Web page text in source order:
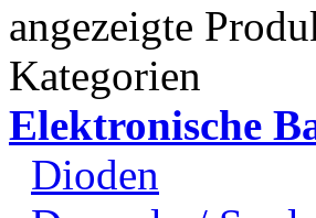
angezeigte
Kategorien
Elektronische
Dioden